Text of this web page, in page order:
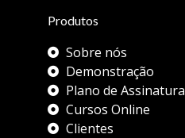
Produtos
Sobre nós
Demonstração
Plano de Assinatura
Cursos Online
Clientes